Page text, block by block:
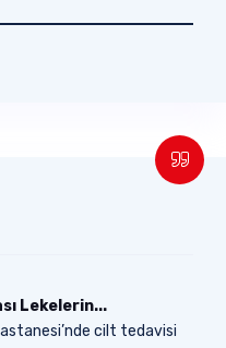
Lekelerin...
cilt tedavisi